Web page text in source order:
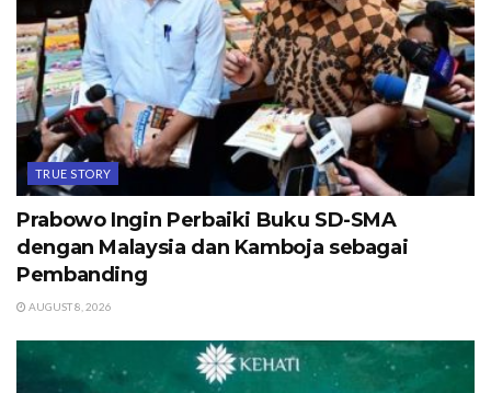
TRUE STORY
Prabowo Ingin Perbaiki Buku SD-SMA
dengan Malaysia dan Kamboja sebagai
Pembanding
AUGUST 8, 2026